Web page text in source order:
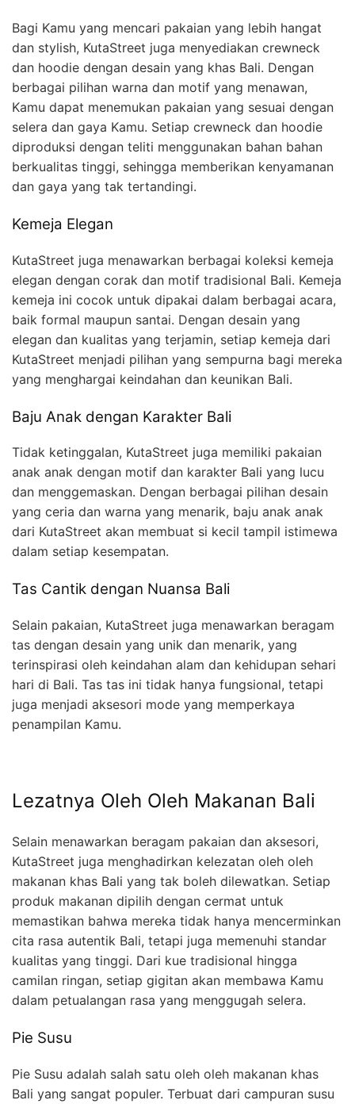
Bagi Kamu yang mencari pakaian yang lebih hangat
dan stylish, KutaStreet juga menyediakan crewneck
dan hoodie dengan desain yang khas Bali. Dengan
berbagai pilihan warna dan motif yang menawan,
Kamu dapat menemukan pakaian yang sesuai dengan
selera dan gaya Kamu. Setiap crewneck dan hoodie
diproduksi dengan teliti menggunakan bahan bahan
berkualitas tinggi, sehingga memberikan kenyamanan
dan gaya yang tak tertandingi.
Kemeja Elegan
KutaStreet juga menawarkan berbagai koleksi kemeja
elegan dengan corak dan motif tradisional Bali. Kemeja
kemeja ini cocok untuk dipakai dalam berbagai acara,
baik formal maupun santai. Dengan desain yang
elegan dan kualitas yang terjamin, setiap kemeja dari
KutaStreet menjadi pilihan yang sempurna bagi mereka
yang menghargai keindahan dan keunikan Bali.
Baju Anak dengan Karakter Bali
Tidak ketinggalan, KutaStreet juga memiliki pakaian
anak anak dengan motif dan karakter Bali yang lucu
dan menggemaskan. Dengan berbagai pilihan desain
yang ceria dan warna yang menarik, baju anak anak
dari KutaStreet akan membuat si kecil tampil istimewa
dalam setiap kesempatan.
Tas Cantik dengan Nuansa Bali
Selain pakaian, KutaStreet juga menawarkan beragam
tas dengan desain yang unik dan menarik, yang
terinspirasi oleh keindahan alam dan kehidupan sehari
hari di Bali. Tas tas ini tidak hanya fungsional, tetapi
juga menjadi aksesori mode yang memperkaya
penampilan Kamu.
Lezatnya Oleh Oleh Makanan Bali
Selain menawarkan beragam pakaian dan aksesori,
KutaStreet juga menghadirkan kelezatan oleh oleh
makanan khas Bali yang tak boleh dilewatkan. Setiap
produk makanan dipilih dengan cermat untuk
memastikan bahwa mereka tidak hanya mencerminkan
cita rasa autentik Bali, tetapi juga memenuhi standar
kualitas yang tinggi. Dari kue tradisional hingga
camilan ringan, setiap gigitan akan membawa Kamu
dalam petualangan rasa yang menggugah selera.
Pie Susu
Pie Susu adalah salah satu oleh oleh makanan khas
Bali yang sangat populer. Terbuat dari campuran susu